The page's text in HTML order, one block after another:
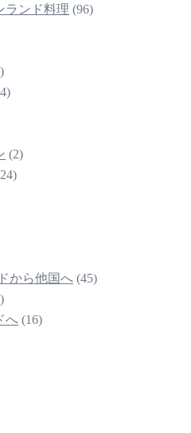
ランド料理 (96)
(2)
から他国へ (45)
へ (16)